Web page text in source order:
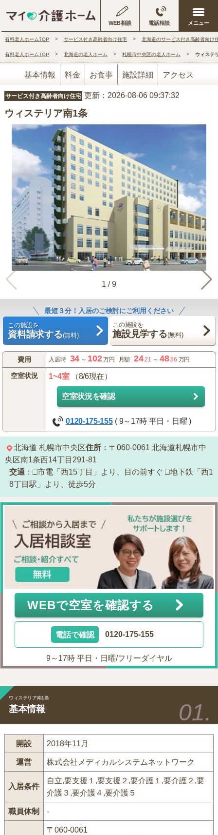
WEB相談 電話相談
有料老人ホームTOP サービス付き高齢者向け住宅 北海道のサービス付き高齢者向け
有料老人ホームTOP 北海道の老人ホーム 札幌市中央区の老人ホーム ウィステ
基本情報 料金 お食事 施設詳細 アクセス
サービス付き高齢者向け住宅 更新：2026-08-06 09:37:32
ウィステリア南1条
1 /9
最短３分！入居のご検討にご利用ください
この施設を
資料請求する(無料)
この施設を
施設見学する(無料)
費用 入居時 34 ～ 102万円 月額 24.21 ～48.86 万円
空室状況 1~4室（8/6現在）
空室状況を確認
0120-175-155 ( 9～17時 平日・日曜 )
北海道 札幌市中央区住所 ：〒060-0061 北海道札幌市中
央区南1条西14丁目291-81
交通 ：□市電「西15丁目」より、目の前すぐ □地下鉄「西1
8丁目駅」より、徒歩5分
WEBで空室を確認する
電話で確認 0120-175-155
9～17時 平日・日曜/フリーダイヤル
ウィステリア南1条
基本情報
開設 2018年11月
運営 株式会社メディカルシステムネットワーク
入居条件
自立,要支援１,要支援２,要介護１,要介護２,要
介護３,要介護４,要介護５
職員体制 -
〒060-0061